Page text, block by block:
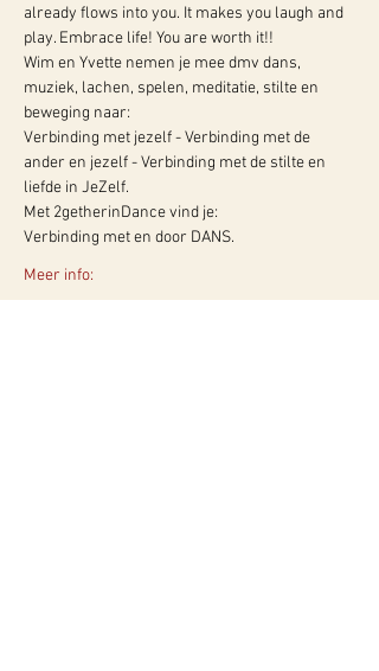
already flows into you. It makes you laugh and
play. Embrace life! You are worth it!!
Wim en Yvette nemen je mee dmv dans,
muziek, lachen, spelen, meditatie, stilte en
beweging naar:
Verbinding met jezelf - Verbinding met de
ander en jezelf - Verbinding met de stilte en
liefde in JeZelf.
Met 2getherinDance vind je:
Verbinding met en door DANS.
Meer info: